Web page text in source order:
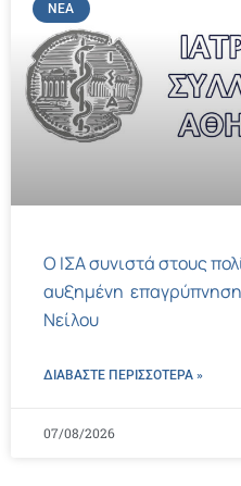
ΝΈΑ
Ο ΙΣΑ συνιστά στους
αυξημένη επαγρύπνηση
Νείλου
ΔΙΑΒΑΣΤΕ ΠΕΡΙΣΣΌΤΕΡΑ »
07/08/2026